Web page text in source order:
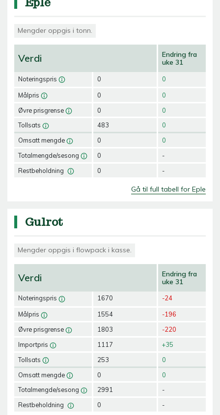
Mengder oppgis i tonn.
Verdi
Noteringspris
Målpris
Øvre prisgrense
Tollsats
Omsatt mengde
Totalmengde/sesong
Restbeholdning
0
0
0
483
0
0
0
Endring fra
uke 31
0
0
0
0
0
-
-
Gå til full tabell for Eple
Gulrot
Mengder oppgis i flowpack i kasse.
Verdi
Noteringspris
Målpris
Øvre prisgrense
Importpris
Tollsats
Omsatt mengde
Totalmengde/sesong
Restbeholdning
1670
1554
1803
1117
253
0
2991
0
Endring fra
uke 31
-24
-196
-220
+35
0
0
-
-